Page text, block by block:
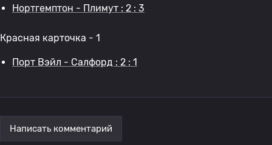
Нортгемптон - Плимут : 2 : 3
Красная карточка - 1
Порт Вэйл - Салфорд : 2 : 1
Написать комментарий